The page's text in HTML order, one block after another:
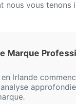
nous vous tenons
Marque
Irlande